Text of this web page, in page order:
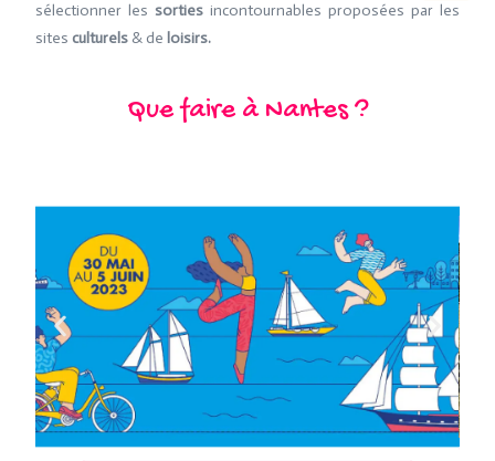
sélectionner les sorties incontournables proposées par les
sitesculturels & de loisirs.
Que faire à Nantes ?
Sud Nantes - Parc à cabanes - Activités 100%
nature en famille -En savoir +